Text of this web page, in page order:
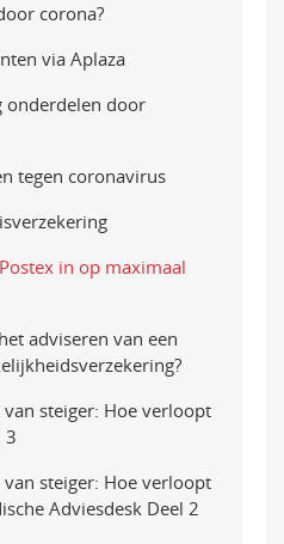
corona?
via Aplaza
onderdelen door
tegen coronavirus
in op maximaal
adviseren van een
steiger: Hoe verloopt
3
steiger: Hoe verloopt
Adviesdesk Deel 2